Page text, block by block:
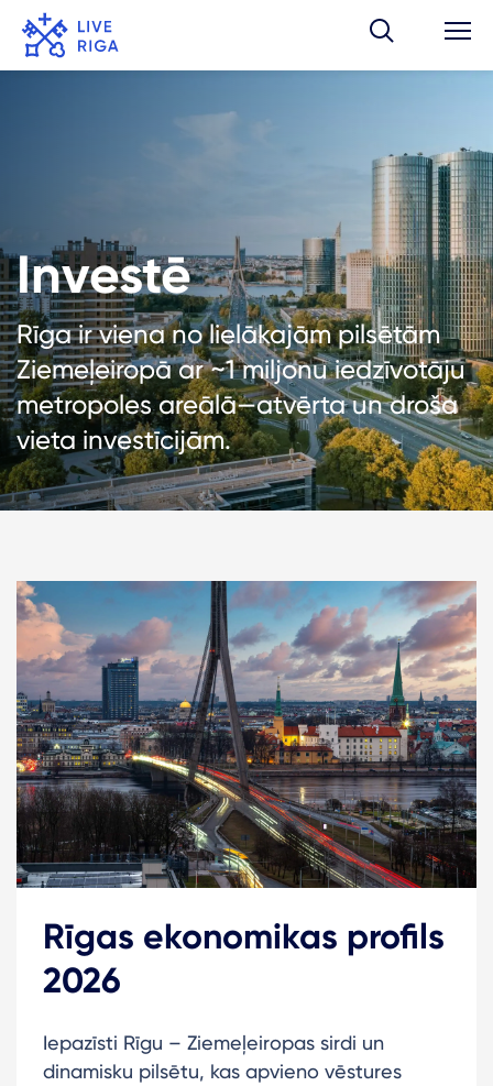
Investē
Rīga ir viena no lielākajām pilsētām
Ziemeļeiropā ar ~1 miljonu iedzīvotāju
metropoles areālā—atvērta un droša
vieta investīcijām.
Rīgas ekonomikas profils
2026
Iepazīsti Rīgu – Ziemeļeiropas sirdi un
dinamisku pilsētu, kas apvieno vēstures